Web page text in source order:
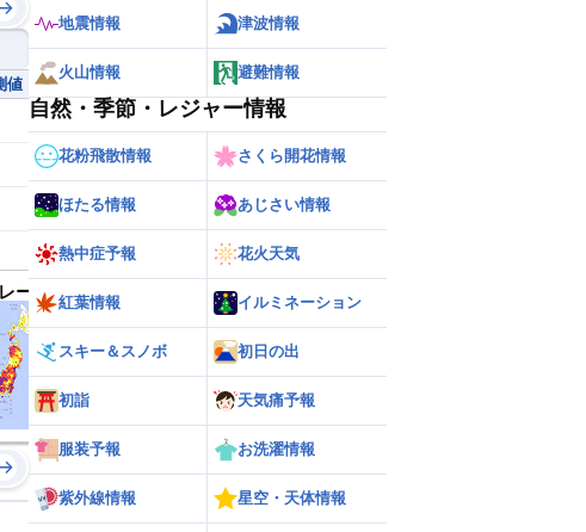
値
ーダー 世界の雨雲レーダー
地震情報 津波情報
火山情報 避難情報
自然・季節・レジャー情報
花粉飛散情報 さくら開花情報
ほたる情報 あじさい情報
熱中症予報 花火天気
紅葉情報 イルミネーション
スキー＆スノボ 初日の出
初詣 天気痛予報
服装予報 お洗濯情報
紫外線情報 星空・天体情報